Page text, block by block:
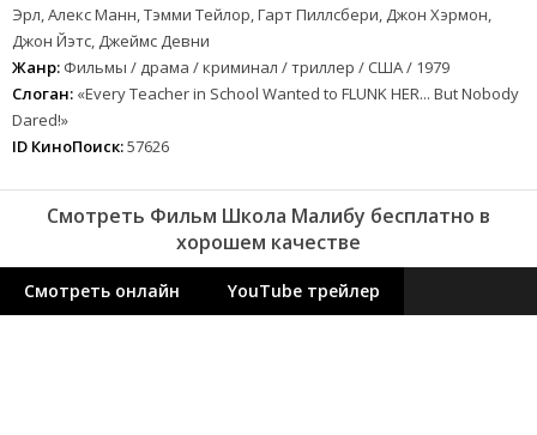
Эрл, Алекс Манн, Тэмми Тейлор, Гарт Пиллсбери, Джон Хэрмон,
Джон Йэтс, Джеймс Девни
Жанр: Фильмы / драма / криминал / триллер / США / 1979
Слоган: «Every Teacher in School Wanted to FLUNK HER... But Nobody
Dared!»
ID КиноПоиск:57626
Смотреть Фильм Школа Малибу бесплатно в
хорошем качестве
Смотреть онлайн YouTube трейлер